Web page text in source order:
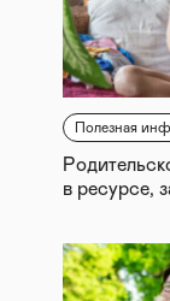
Полезная
в ресурсе,